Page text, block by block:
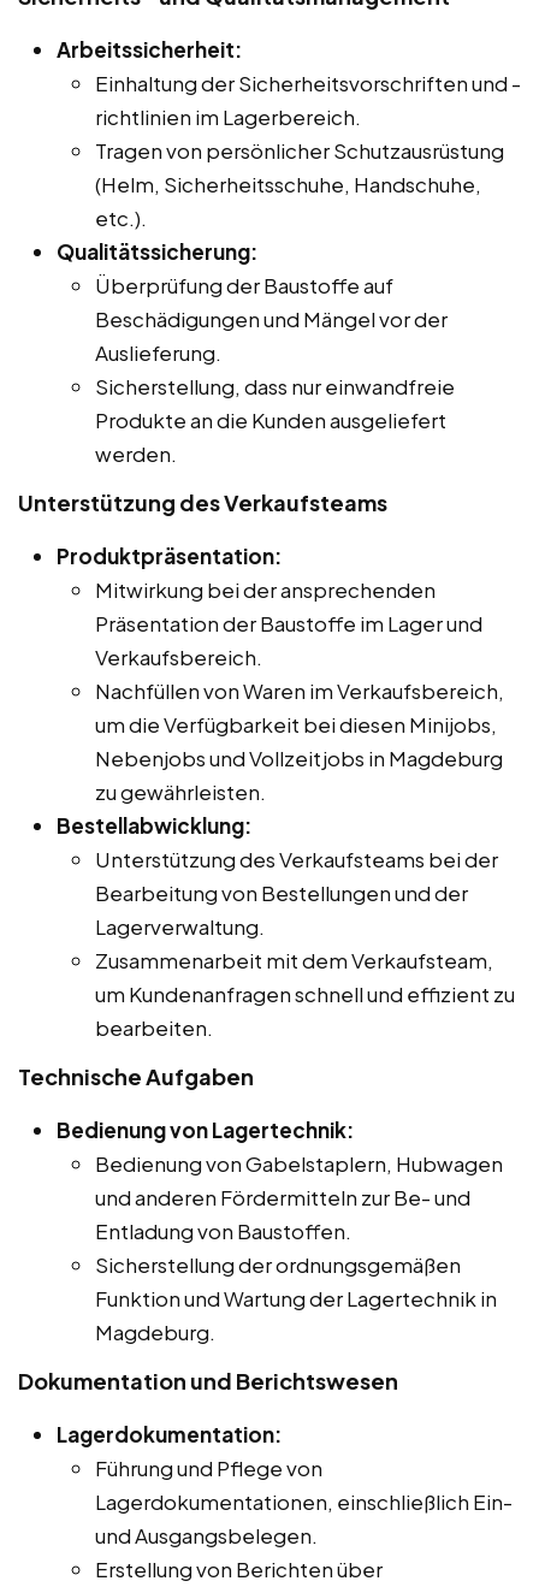
Arbeitssicherheit:
Einhaltung der Sicherheitsvorschriften und -
richtlinien im Lagerbereich.
Tragen von persönlicher Schutzausrüstung
(Helm, Sicherheitsschuhe, Handschuhe,
etc.).
Qualitätssicherung:
Überprüfung der Baustoffe auf
Beschädigungen und Mängel vor der
Auslieferung.
Sicherstellung, dass nur einwandfreie
Produkte an die Kunden ausgeliefert
werden.
Unterstützung des Verkaufsteams
Produktpräsentation:
Mitwirkung bei der ansprechenden
Präsentation der Baustoffe im Lager und
Verkaufsbereich.
Nachfüllen von Waren im Verkaufsbereich,
um die Verfügbarkeit bei diesen Minijobs,
Nebenjobs und Vollzeitjobs in Magdeburg
zu gewährleisten.
Bestellabwicklung:
Unterstützung des Verkaufsteams bei der
Bearbeitung von Bestellungen und der
Lagerverwaltung.
Zusammenarbeit mit dem Verkaufsteam,
um Kundenanfragen schnell und effizient zu
bearbeiten.
Technische Aufgaben
Bedienung von Lagertechnik:
Bedienung von Gabelstaplern, Hubwagen
und anderen Fördermitteln zur Be- und
Entladung von Baustoffen.
Sicherstellung der ordnungsgemäßen
Funktion und Wartung der Lagertechnik in
Magdeburg.
Dokumentation und Berichtswesen
Lagerdokumentation:
Führung und Pflege von
Lagerdokumentationen, einschließlich Ein-
und Ausgangsbelegen.
Erstellung von Berichten über